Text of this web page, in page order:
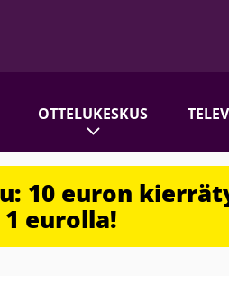
OTTELUKESKUS
10 euron
eurolla!